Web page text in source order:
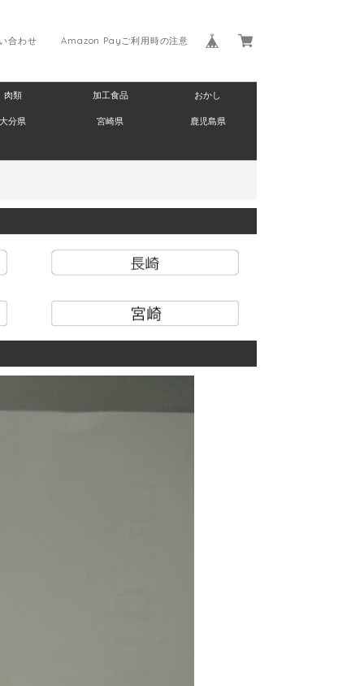
Amazon Payご利用時の注意
合わせ
肉類 加工食品 おかし
大分県 宮崎県 鹿児島県